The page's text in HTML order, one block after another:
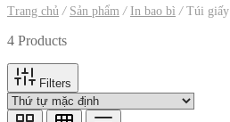
Trang chủ / Sản phẩm / In bao bì /Túi giấy
4 Products
Filters